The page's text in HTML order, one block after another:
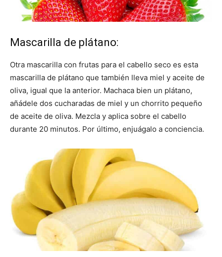
Mascarilla de plátano:
Otra mascarilla con frutas para el cabello seco es esta
mascarilla de plátano que también lleva miel y aceite de
oliva, igual que la anterior. Machaca bien un plátano,
añádele dos cucharadas de miel y un chorrito pequeño
de aceite de oliva. Mezcla y aplica sobre el cabello
durante 20 minutos. Por último, enjuágalo a conciencia.